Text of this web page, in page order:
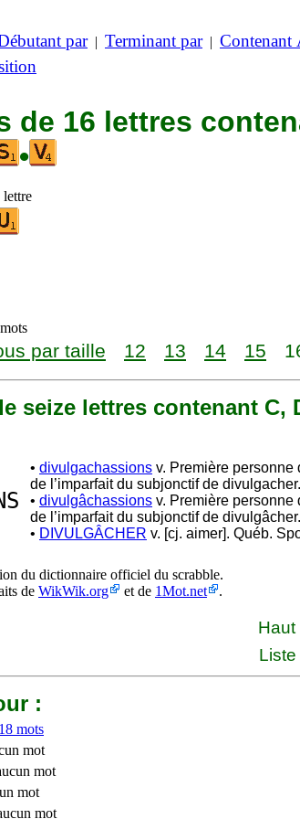
par| Terminant par| Contenant
de 16 lettres
•
lettre
par taille 12 13 14 15
seize lettres contenant C,
• divulgachassions v. Première personne
de l’imparfait du subjonctif de divulgacher.
• divulgâchassions v. Première personne
de l’imparfait du subjonctif de divulgâcher.
• DIVULGÂCHER v. [cj. aimer]. Québ.
du dictionnaire officiel du scrabble.
de WikWik.org et de 1Mot.net .
Haut
:
18 mots
mot
mot
mot
mot